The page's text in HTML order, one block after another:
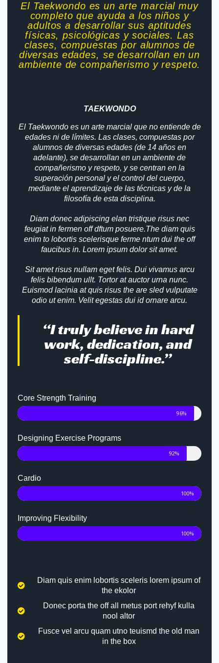
El Taekwondo es un arte marcial muy
completo que ayuda a los niños y
adultos a desarrollar sus aptitudes
físicas, psicológicas y sociales. Las
clases, compuestas por alumnos de
diversas edades, se desarrollan en un
ambiente de compañerismo y respeto.
TAEKWONDO
El Taekwondo es un arte marcial que no entiende de
edades ni de límites. Las clases, compuestas por
alumnos de diversas edades (de 14 años en
adelante), se desarrollan en un ambiente de
compañerismo y respeto, y se centran en la
superación personal y el control del cuerpo,
mediante el aprendizaje de las técnicas y de la
filosofía de esta disciplina.
Diam donec adipiscing elan tristique risus nec
feugiat in fermen off dftum posuere.The diam quis
enim to lobortis scelerisque ferme ntum dui the off
faucibus in. Lorem ipsum dolor sit amet.
Sit amet risus nullam eget felis. Dui vivamus arcu
felis bibendum ullt. Tortor at auctor urna nunc.
Euismod lacinia at quis risus the are sled vulputate
odio ut enim. Velit egestas dui id ornare arcu.
“I truly believe in hard
work, dedication, and
self-discipline.”
Core Strength Training
96%
Designing Exercise Programs
92%
Cardio
100%
Improving Flexibility
100%
Diam quis enim lobortis sceleris lorem ipsum of
the ekolor
Donec porta the off all metus port rehyf kulla
nool altor
Fusce vel arcu quam utno teuismd the old man
in the box